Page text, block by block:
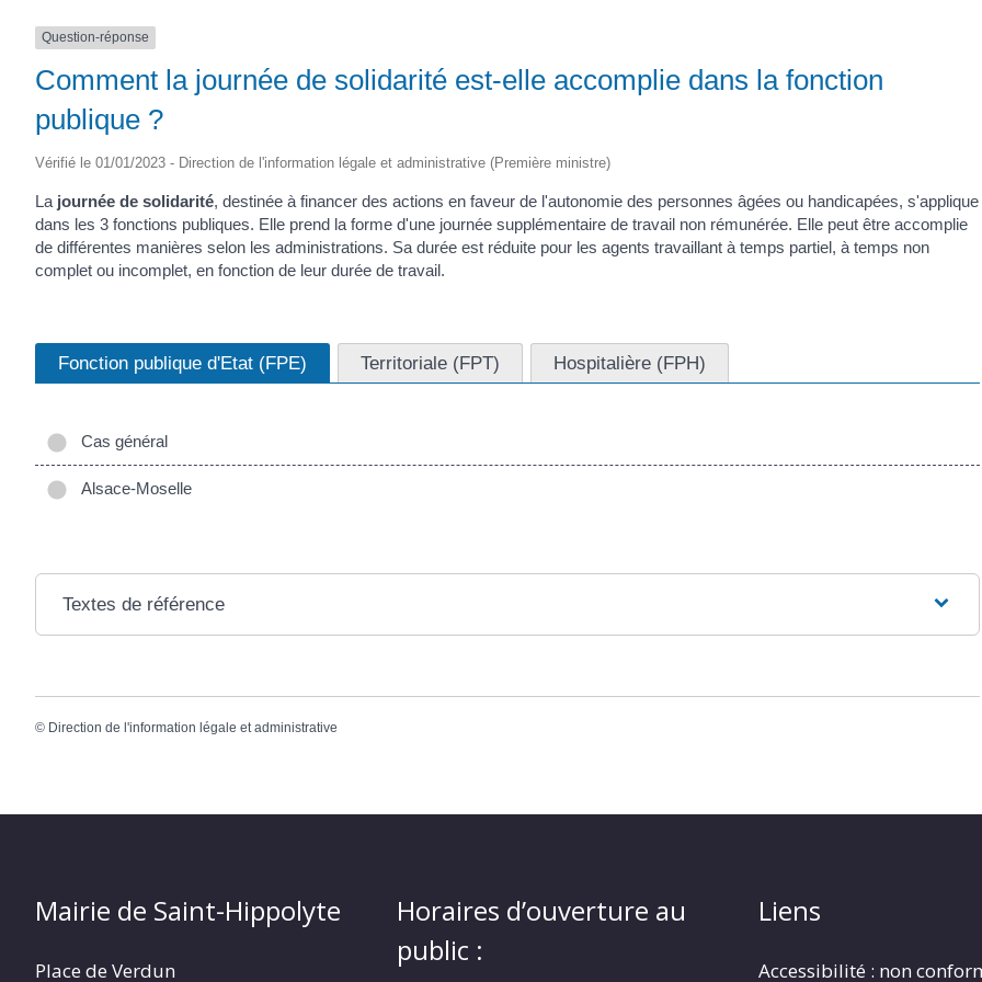
(17430)
Question-réponse
Comment la journée de solidarité est-elle accomplie dans la fonction
publique ?
Vérifié le 01/01/2023 - Direction de l'information légale et administrative (Première ministre)
La journée de solidarité, destinée à financer des actions en faveur de l'autonomie des personnes âgées ou handicapées, s'applique
dans les 3 fonctions publiques. Elle prend la forme d'une journée supplémentaire de travail non rémunérée. Elle peut être accomplie
de différentes manières selon les administrations. Sa durée est réduite pour les agents travaillant à temps partiel, à temps non
complet ou incomplet, en fonction de leur durée de travail.
Fonction publique d'Etat (FPE) Territoriale (FPT) Hospitalière (FPH)
Cas général
Alsace-Moselle
Textes de référence
© Direction de l'information légale et administrative
Mairie de Saint-Hippolyte
Place de Verdun
Horaires d’ouverture au
public :
Liens
Accessibilité : non